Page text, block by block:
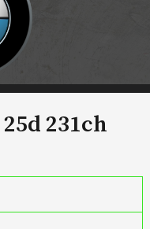
25d 231ch